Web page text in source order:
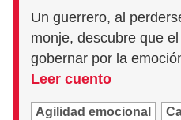
Un guerrero, al
monje, descubre que
gobernar por la
Leer cuento
Agilidad emocional